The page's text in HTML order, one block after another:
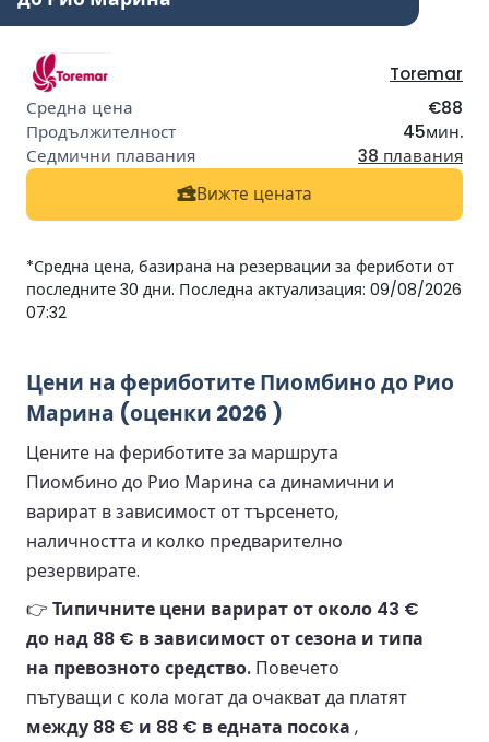
Toremar
€88
45мин.
38 плавания
Вижте цената
*Средна цена, базирана на резервации за фериботи от
последните 30 дни. Последна актуализация: 09/08/2026
07:32
Цени на фериботите Пиомбино до Рио
Марина (оценки 2026 )
Цените на фериботите за маршрута
Пиомбино до Рио Марина са динамични и
варират в зависимост от търсенето,
наличността и колко предварително
резервирате.
👉 Типичните цени варират от около 43 €
до над 88 € в зависимост от сезона и типа
на превозното средство. Повечето
пътуващи с кола могат да очакват да платят
между 88 € и 88 € в едната посока ,